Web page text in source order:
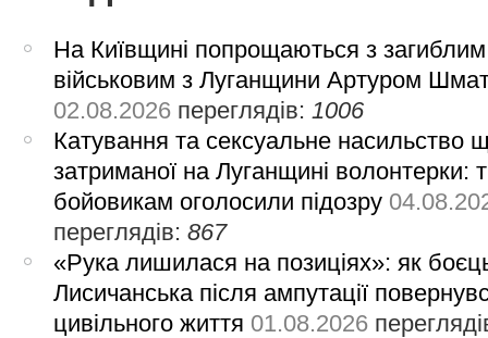
На Київщині попрощаються з загиблим
військовим з Луганщини Артуром
02.08.2026 переглядів: 1006
Катування та сексуальне насильство
затриманої на Луганщині волонтерки:
бойовикам оголосили підозру
переглядів:867
«Рука лишилася на позиціях»: як
Лисичанська після ампутації
цивільного життя 01.08.2026